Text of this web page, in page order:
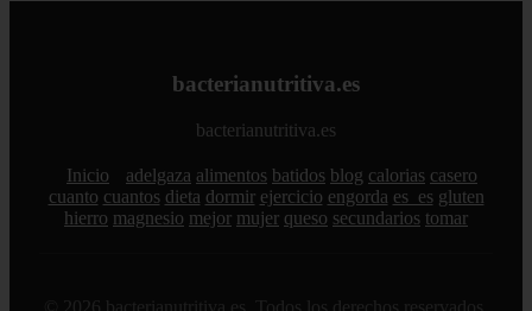
bacterianutritiva.es
bacterianutritiva.es
Inicio adelgaza alimentos batidos blog calorias casero
cuanto cuantos dieta dormir ejercicio engorda es_es gluten
hierro magnesio mejor mujer queso secundarios tomar
© 2026 bacterianutritiva.es. Todos los derechos reservados.